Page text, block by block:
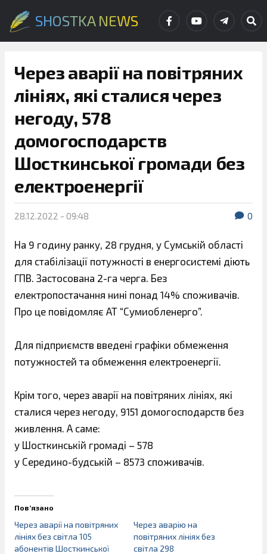
SHOSTKA NEWS
Через аварії на повітряних
лініях, які сталися через
негоду, 578
домогосподарств
Шосткинської громади без
електроенергії
28.12.2022 - 09:48 0
На 9 годину ранку, 28 грудня, у Сумській області
для стабілізації потужності в енергосистемі діють
ГПВ. Застосована 2-га черга. Без
електропостачання нині понад 14% споживачів.
Про це повідомляє АТ “Сумиобленерго”.
Для підприємств введені графіки обмеження
потужностей та обмеження електроенергії.
Крім того, через аварії на повітряних лініях, які
сталися через негоду, 9151 домогосподарств без
живлення. А саме:
у Шосткинській громаді – 578
у Середино-будській – 8573 споживачів.
Пов’язано
Через аварії на повітряних
лініях без світла 105
абонентів Шосткинської
Через аварію на
повітряних лініях без
світла 298